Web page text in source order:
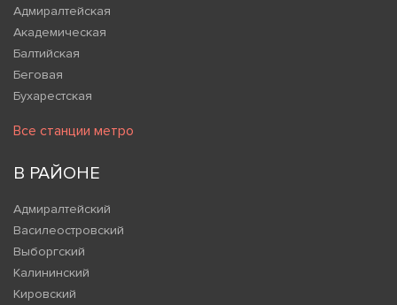
Адмиралтейская
Академическая
Балтийская
Беговая
Бухарестская
Все станции метро
В РАЙОНЕ
Адмиралтейский
Василеостровский
Выборгский
Калининский
Кировский